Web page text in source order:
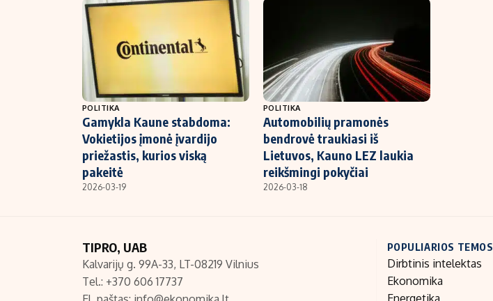
POLITIKA
Gamykla Kaune stabdoma:
Vokietijos įmonė įvardijo
priežastis, kurios viską
pakeitė
2026-03-19
POLITIKA
Automobilių pramonės
bendrovė traukiasi iš
Lietuvos, Kauno LEZ laukia
reikšmingi pokyčiai
2026-03-18
TIPRO, UAB
Kalvarijų g. 99A-33, LT-08219 Vilnius
Tel.: +370 606 17737
POPULIARIOS TEMOS
Dirbtinis intelektas
Ekonomika